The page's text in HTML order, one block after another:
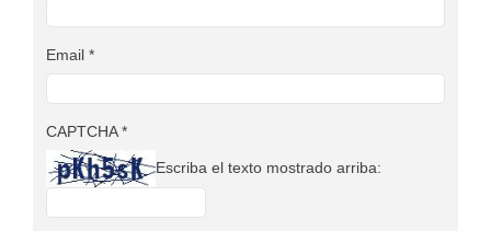
Email *
CAPTCHA*
Escriba el texto mostrado arriba: